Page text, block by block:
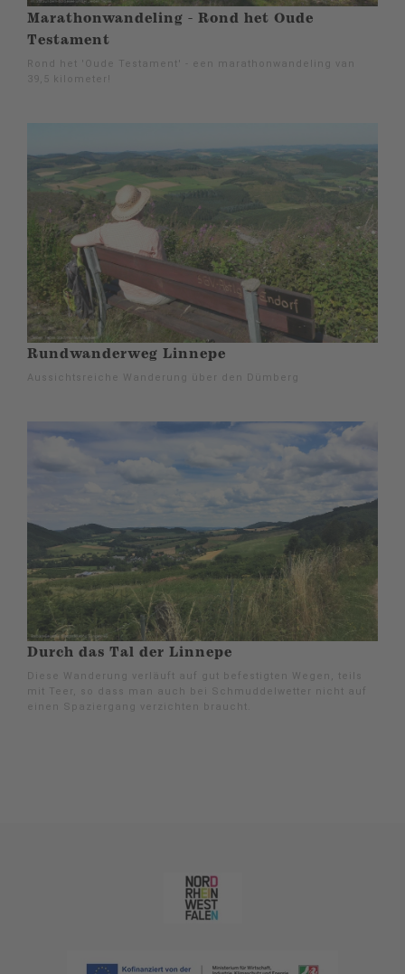
Marathonwandeling - Rond het Oude
Testament
Rond het 'Oude Testament' - een marathonwandeling van
39,5 kilometer!
Rundwanderweg Linnepe
Aussichtsreiche Wanderung über den Dümberg
Durch das Tal der Linnepe
Diese Wanderung verläuft auf gut befestigten Wegen, teils
mit Teer, so dass man auch bei Schmuddelwetter nicht auf
einen Spaziergang verzichten braucht.